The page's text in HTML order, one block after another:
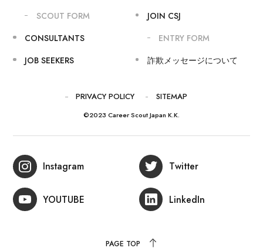
SCOUT FORM
CONSULTANTS
JOB SEEKERS
JOIN CSJ
ENTRY FORM
詐欺メッセージについて
PRIVACY POLICY SITEMAP
©2023 Career Scout Japan K.K.
Instagram Twitter
YOUTUBE LinkedIn
PAGE TOP